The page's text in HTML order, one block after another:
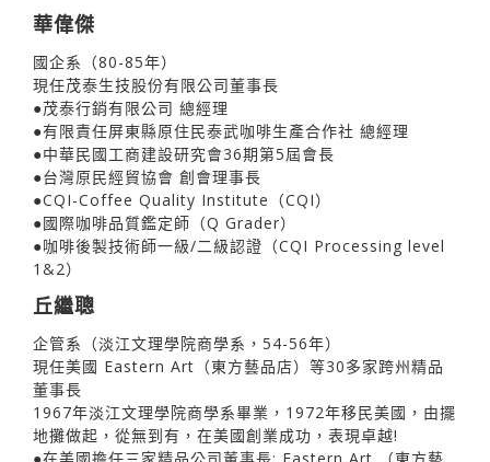
華偉傑
國企系（80-85年）
現任茂泰生技股份有限公司董事長
●茂泰行銷有限公司 總經理
●有限責任屏東縣原住民泰武咖啡生產合作社 總經理
●中華民國工商建設研究會36期第5屆會長
●台灣原民經貿協會 創會理事長
●CQI-Coffee Quality Institute（CQI）
●國際咖啡品質鑑定師（Q Grader）
●咖啡後製技術師一級/二級認證（CQI Processing level
1&2）
丘繼聰
企管系（淡江文理學院商學系，54-56年）
現任美國 Eastern Art（東方藝品店）等30多家跨州精品
董事長
1967年淡江文理學院商學系畢業，1972年移民美國，由擺
地攤做起，從無到有，在美國創業成功，表現卓越!